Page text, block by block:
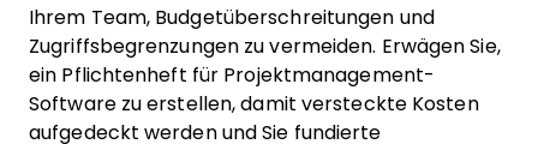
Ihrem Team, Budgetüberschreitungen und
Zugriffsbegrenzungen zu vermeiden. Erwägen Sie,
ein Pflichtenheft für Projektmanagement-
Software zu erstellen, damit versteckte Kosten
aufgedeckt werden und Sie fundierte